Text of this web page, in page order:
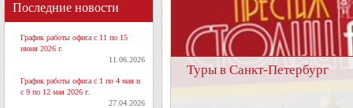
Последние новости
График работы офиса с 11 по 15
июня 2026 г.
11.06.2026
График работы офиса с 1 по 4 мая и
с 9 по 12 мая 2026 г.
27.04.2026
Туры в Санкт-Петербург